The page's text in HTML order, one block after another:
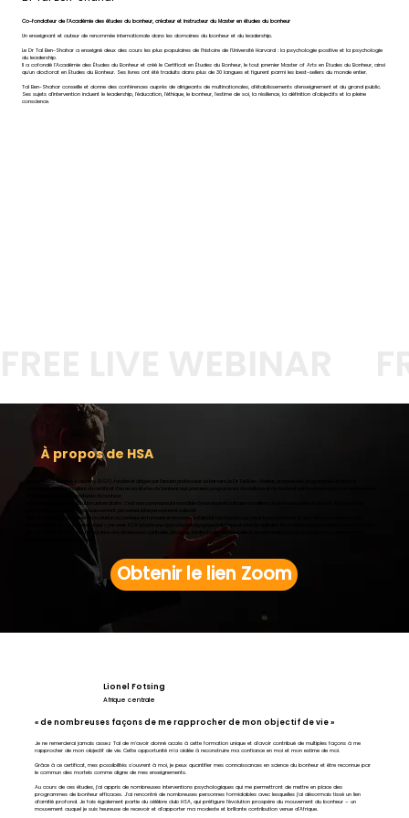
Co-fondateur de l'Académie des études du bonheur, créateur et instructeur du Master en études du bonheur
Un enseignant et auteur de renommée internationale dans les domaines du bonheur et du leadership.
Le Dr Tal Ben-Shahar a enseigné deux des cours les plus populaires de l'histoire de l'Université Harvard : la psychologie positive et la psychologie
du leadership.
Il a cofondé l'Académie des Études du Bonheur et créé le Certificat en Études du Bonheur, le tout premier Master of Arts en Études du Bonheur, ainsi
qu'un doctorat en Études du Bonheur. Ses livres ont été traduits dans plus de 30 langues et figurent parmi les best-sellers du monde entier.
Tal Ben-Shahar conseille et donne des conférences auprès de dirigeants de multinationales, d'établissements d'enseignement et du grand public.
Ses sujets d'intervention incluent le leadership, l'éducation, l'éthique, le bonheur, l'estime de soi, la résilience, la définition d'objectifs et la pleine
conscience.
À propos de HSA
La Happiness Studies Academy (HSA), fondée et dirigée par l'ancien professeur de Harvard, le Dr Tal Ben-Shahar, propose des programmes en ligne et
multilingues pionniers allant du certificat d'un an en études du bonheur aux premiers programmes de maîtrise et de doctorat entièrement en ligne et entièrement
accrédités au monde en études du bonheur.
HSA est plus qu’une institution universitaire : c’est une communauté mondiale dynamique et solidaire de milliers de professionnels de plus de 100 pays, tous
engagés à promouvoir l’épanouissement personnel, interpersonnel et collectif.
Notre mission est de mener la révolution du bonheur en formant et en responsabilisant des leaders qui, à leur tour, favorisent le bien-être des individus, des
organisations et des sociétés. Pour y parvenir, HSA adopte une approche pédagogique holistique et interdisciplinaire. Nous définissons le bonheur comme le bien-
être global de la personne : l’intégration des dimensions spirituelle, physique, intellectuelle, relationnelle et émotionnelle de la vie. En bref, nous appelons cette
expérience le bien-être global.
Obtenir le lien Zoom
Lionel Fotsing
Afrique centrale
« de nombreuses façons de me rapprocher de mon objectif de vie »
Je ne remercierai jamais assez Tal de m'avoir donné accès à cette formation unique et d'avoir contribué de multiples façons à me
rapprocher de mon objectif de vie. Cette opportunité m'a aidée à reconstruire ma confiance en moi et mon estime de moi.
Grâce à ce certificat, mes possibilités s'ouvrent à moi, je peux quantifier mes connaissances en science du bonheur et être reconnue par
le commun des mortels comme digne de mes enseignements.
Au cours de ces études, j'ai appris de nombreuses interventions psychologiques qui me permettront de mettre en place des
programmes de bonheur efficaces. J'ai rencontré de nombreuses personnes formidables avec lesquelles j'ai désormais tissé un lien
d'amitié profond. Je fais également partie du célèbre club HSA, qui préfigure l'évolution prospère du mouvement du bonheur – un
mouvement auquel je suis heureuse de recevoir et d'apporter ma modeste et brillante contribution venue d'Afrique.